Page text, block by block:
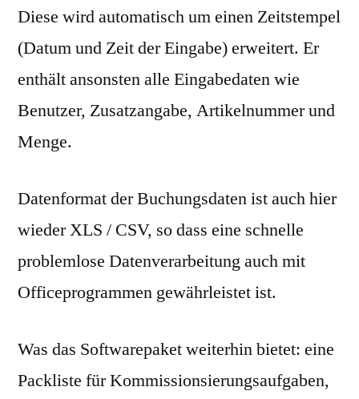
Diese wird automatisch um einen Zeitstempel
(Datum und Zeit der Eingabe) erweitert. Er
enthält ansonsten alle Eingabedaten wie
Benutzer, Zusatzangabe, Artikelnummer und
Menge.
Datenformat der Buchungsdaten ist auch hier
wieder XLS / CSV, so dass eine schnelle
problemlose Datenverarbeitung auch mit
Officeprogrammen gewährleistet ist.
Was das Softwarepaket weiterhin bietet: eine
Packliste für Kommissionsierungsaufgaben,